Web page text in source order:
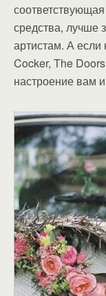
средства, лучше
артистам. А если
Cocker, The
настроение вам